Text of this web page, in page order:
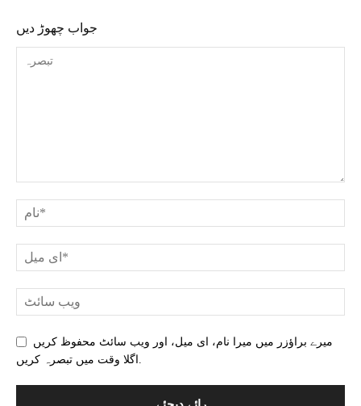
جواب چھوڑ دیں
میرے براؤزر میں میرا نام، ای میل، اور ویب سائٹ محفوظ کریں
اگلا وقت میں تبصرہ کریں.